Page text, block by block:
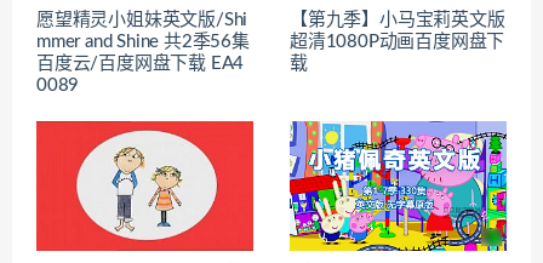
愿望精灵小姐妹英文版/Shi
mmer and Shine 共2季56集
百度云/百度网盘下载 EA4
0089
【第九季】小马宝莉英文版
超清1080P动画百度网盘下
载